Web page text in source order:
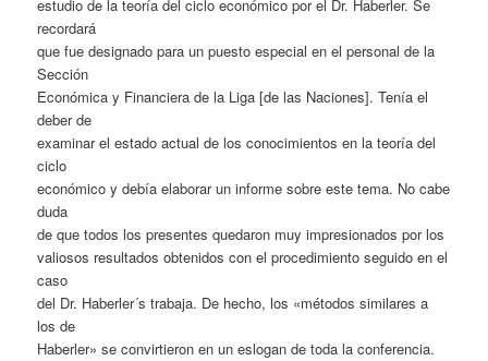
estudio de la teoría del ciclo económico por el Dr. Haberler. Se
recordará
que fue designado para un puesto especial en el personal de la
Sección
Económica y Financiera de la Liga [de las Naciones]. Tenía el
deber de
examinar el estado actual de los conocimientos en la teoría del
ciclo
económico y debía elaborar un informe sobre este tema. No cabe
duda
de que todos los presentes quedaron muy impresionados por los
valiosos resultados obtenidos con el procedimiento seguido en el
caso
del Dr. Haberler´s trabaja. De hecho, los «métodos similares a
los de
Haberler» se convirtieron en un eslogan de toda la conferencia.